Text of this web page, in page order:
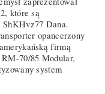
które są
Dana.
opancerzony
firmą
70/85 Modular,
system